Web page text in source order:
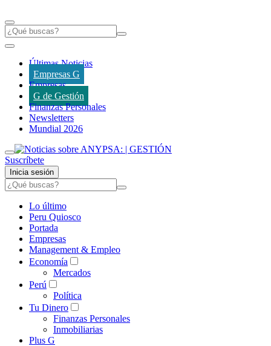
Últimas Noticias
Empresas G
Empresas
G de Gestión
Finanzas Personales
Newsletters
Mundial 2026
Suscríbete
Inicia sesión
Lo último
Peru Quiosco
Portada
Empresas
Management & Empleo
Economía
Mercados
Perú
Política
Tu Dinero
Finanzas Personales
Inmobiliarias
Plus G